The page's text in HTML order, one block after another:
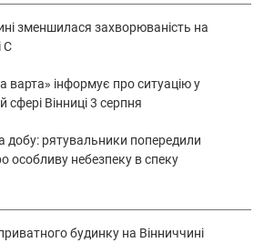
зменшилася захворюваність на
С
варта» інформує про ситуацію у
сфері Вінниці 3 серпня
добу: рятувальники попередили
особливу небезпеку в спеку
приватного будинку на Вінниччині